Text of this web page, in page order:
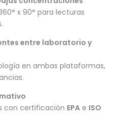
x 90° para lecturas
entre laboratorio y
en ambas plataformas,
con certificación EPA e ISO